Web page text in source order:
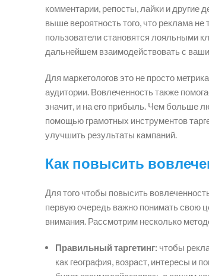
комментарии, репосты, лайки и другие
выше вероятность того, что реклама
пользователи становятся лояльными
дальнейшем взаимодействовать с
Для маркетологов это не просто
аудитории. Вовлеченность также
значит, и на его прибыль. Чем больше
помощью грамотных инструментов
улучшить результаты кампаний.
Как повысить
Для того чтобы повысить
первую очередь важно понимать свою
внимания. Рассмотрим несколько
Правильный таргетинг: чтобы
как география, возраст, интересы и